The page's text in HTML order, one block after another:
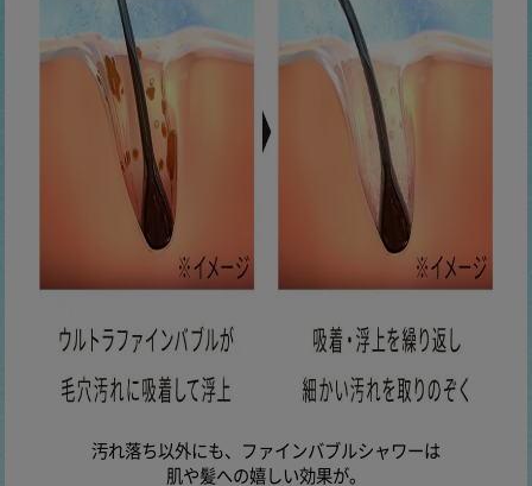
汚れ落ち以外にも、ファインバブルシャワーは
肌や髪への嬉しい効果が。